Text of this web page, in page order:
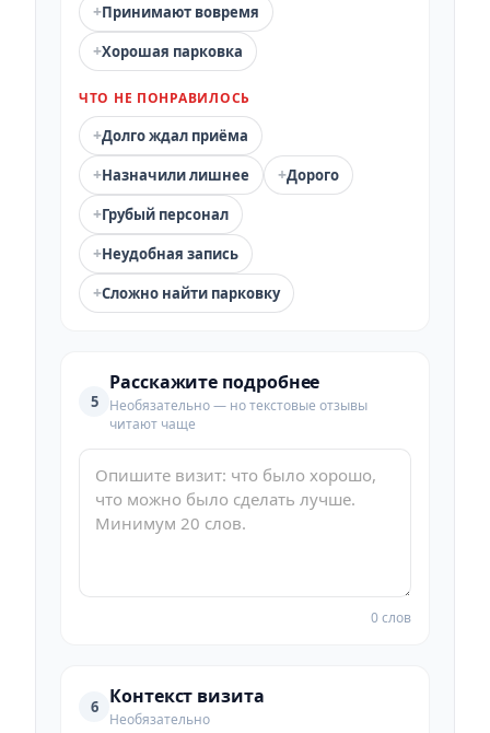
+Принимают вовремя
+Хорошая парковка
ЧТО НЕ ПОНРАВИЛОСЬ
+Долго ждал приёма
+Назначили лишнее +Дорого
+Грубый персонал
+Неудобная запись
+Сложно найти парковку
5
Расскажите подробнее
Необязательно — но текстовые отзывы
читают чаще
0 слов
6 Контекст визита
Необязательно